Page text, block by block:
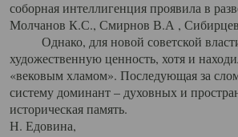
соборная интеллигенция проявила в
Молчанов К.С., Смирнов В.А ,
Однако, для новой советской
художественную ценность, хотя и
«вековым хламом». Последующая за
систему доминант – духовных и
историческая память.
Н. Едовина,